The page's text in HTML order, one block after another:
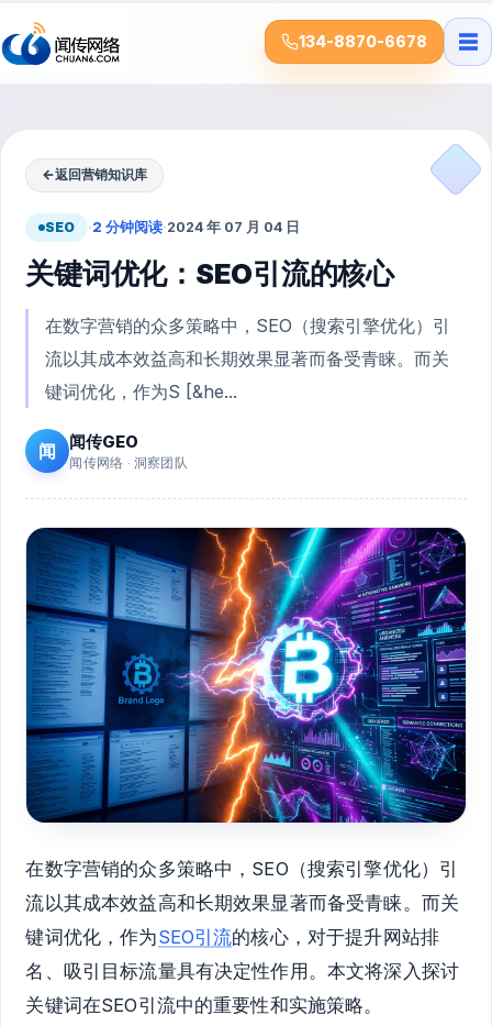
134-8870-6678 ☰
←返回营销知识库
SEO ·2 分钟阅读·2024 年 07 月 04 日
关键词优化：SEO引流的核心
在数字营销的众多策略中，SEO（搜索引擎优化）引
流以其成本效益高和长期效果显著而备受青睐。而关
键词优化，作为S [&he...
闻 闻传GEO
闻传网络 · 洞察团队
在数字营销的众多策略中，SEO（搜索引擎优化）引
流以其成本效益高和长期效果显著而备受青睐。而关
键词优化，作为SEO引流的核心，对于提升网站排
名、吸引目标流量具有决定性作用。本文将深入探讨
关键词在SEO引流中的重要性和实施策略。